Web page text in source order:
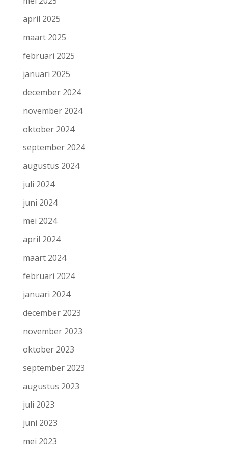
april 2025
maart 2025
februari 2025
januari 2025
december 2024
november 2024
oktober 2024
september 2024
augustus 2024
juli 2024
juni 2024
mei 2024
april 2024
maart 2024
februari 2024
januari 2024
december 2023
november 2023
oktober 2023
september 2023
augustus 2023
juli 2023
juni 2023
mei 2023